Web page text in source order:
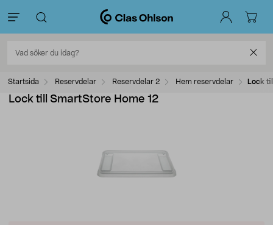
Startsida Reservdelar Reservdelar 2 Hem reservdelar Lock
Lock till SmartStore Home 12